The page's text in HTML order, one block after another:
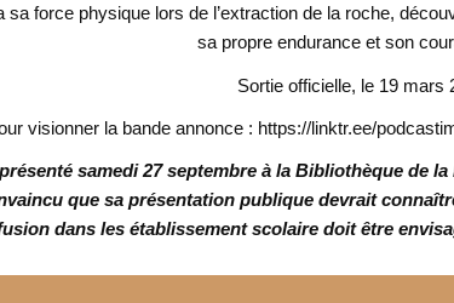
force physique lors de l’extraction de la roche,
sa propre endurance et son
Sortie officielle, le 19 mars
visionner la bande annonce : https://linktr.ee/
samedi 27 septembre à la Bibliothèque de la
que sa présentation publique devrait
dans les établissement scolaire doit être